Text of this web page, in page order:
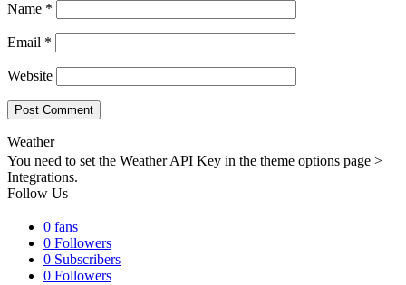
Name *
Email *
Website
Weather
You need to set the Weather API Key in the theme options page >
Integrations.
Follow Us
0 fans
0 Followers
0 Subscribers
0 Followers